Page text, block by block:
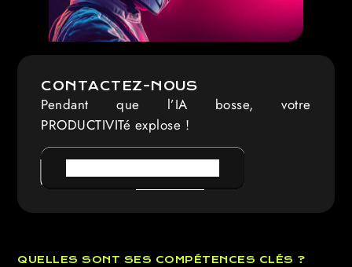
CONTACTEZ-NOUS
Pendant que l’IA bosse, votre
PRODUCTIVITé explose !
QUELLES SONT SES COMPÉTENCES CLÉS ?